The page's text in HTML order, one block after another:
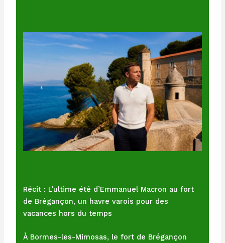
Récit : L’ultime été d’Emmanuel Macron au fort
de Brégançon, un havre varois pour des
vacances hors du temps
À Bormes-les-Mimosas, le fort de Brégançon